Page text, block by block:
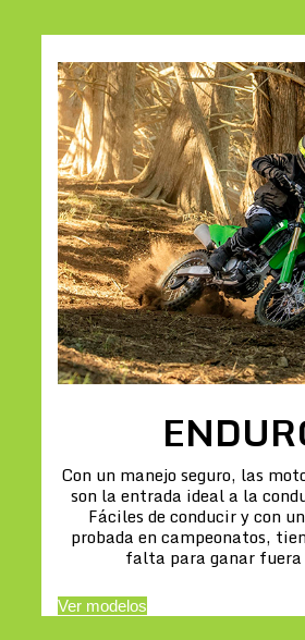
Con un manejo seguro, las
son la entrada ideal a la
Fáciles de conducir y con
probada en campeonatos,
falta para ganar fuera
Ver modelos